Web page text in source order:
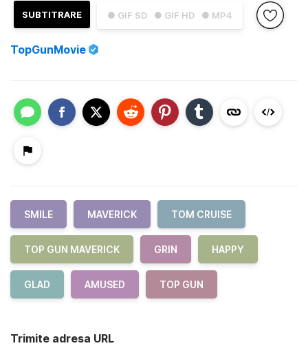
● GIF SD ● GIF HD ● MP4
SUBTITRARE
TopGunMovie
SMILE MAVERICK TOM CRUISE
TOP GUN MAVERICK GRIN HAPPY
GLAD AMUSED TOP GUN
Trimite adresa URL